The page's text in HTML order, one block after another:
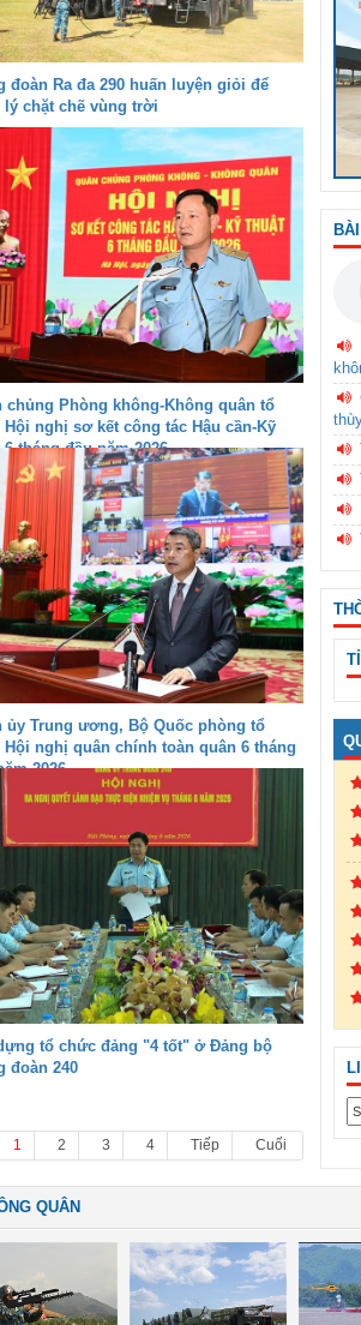
đoàn Ra đa 290 huấn luyện giỏi để
lý chặt chẽ vùng trời
chủng Phòng không-Không quân tổ
nghị sơ kết công tác Hậu cần-Kỹ
6 tháng đầu năm 2026
ủy Trung ương, Bộ Quốc phòng tổ
nghị quân chính toàn quân 6 tháng
2026
tổ chức đảng "4 tốt" ở Đảng bộ
đoàn 240
1 2 3 4 Tiếp Cuối
QUÂN